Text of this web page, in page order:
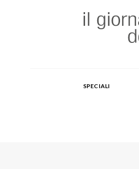
Paola Repellino,
SPECIALI